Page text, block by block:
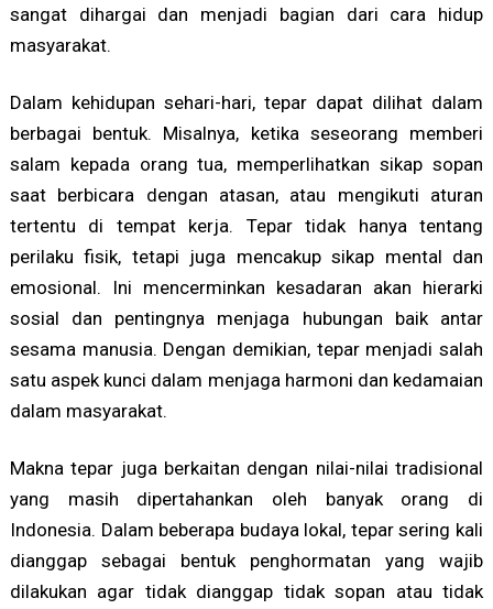
sangat dihargai dan menjadi bagian dari cara hidup
masyarakat.
Dalam kehidupan sehari-hari, tepar dapat dilihat dalam
berbagai bentuk. Misalnya, ketika seseorang memberi
salam kepada orang tua, memperlihatkan sikap sopan
saat berbicara dengan atasan, atau mengikuti aturan
tertentu di tempat kerja. Tepar tidak hanya tentang
perilaku fisik, tetapi juga mencakup sikap mental dan
emosional. Ini mencerminkan kesadaran akan hierarki
sosial dan pentingnya menjaga hubungan baik antar
sesama manusia. Dengan demikian, tepar menjadi salah
satu aspek kunci dalam menjaga harmoni dan kedamaian
dalam masyarakat.
Makna tepar juga berkaitan dengan nilai-nilai tradisional
yang masih dipertahankan oleh banyak orang di
Indonesia. Dalam beberapa budaya lokal, tepar sering kali
dianggap sebagai bentuk penghormatan yang wajib
dilakukan agar tidak dianggap tidak sopan atau tidak